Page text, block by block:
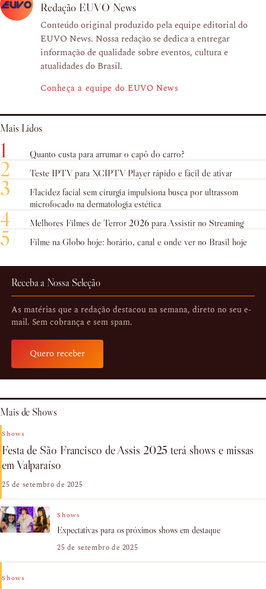
Redação EUVO News
Conteúdo original produzido pela equipe editorial do
EUVO News. Nossa redação se dedica a entregar
informação de qualidade sobre eventos, cultura e
atualidades do Brasil.
Conheça a equipe do EUVO News
Mais Lidos
1 Quanto custa para arrumar o capô do carro?
2 Teste IPTV para XCIPTV Player rápido e fácil de ativar
3
Flacidez facial sem cirurgia impulsiona busca por ultrassom
microfocado na dermatologia estética
4 Melhores Filmes de Terror 2026 para Assistir no Streaming
5 Filme na Globo hoje: horário, canal e onde ver no Brasil hoje
Receba a Nossa Seleção
As matérias que a redação destacou na semana, direto no seu e-
mail. Sem cobrança e sem spam.
Quero receber
Mais de Shows
Shows
Festa de São Francisco de Assis 2025 terá shows e missas
em Valparaíso
25 de setembro de 2025
Shows
Expectativas para os próximos shows em destaque
25 de setembro de 2025
Shows